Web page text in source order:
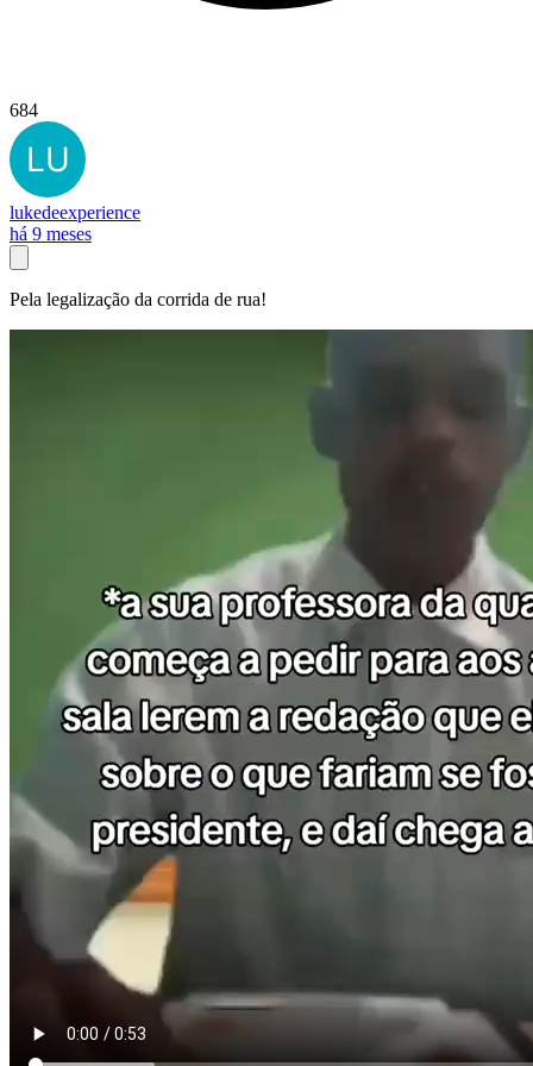
684
lukedeexperience
há 9 meses
Pela legalização da corrida de rua!